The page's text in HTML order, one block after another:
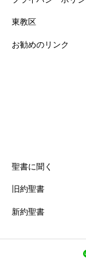
東教区
お勧めのリンク
聖書に聞く
旧約聖書
新約聖書